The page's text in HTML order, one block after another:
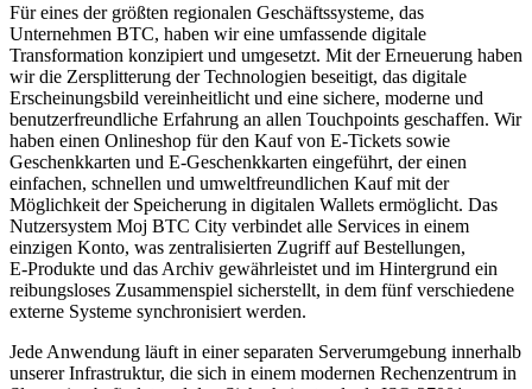
Für eines der größten regionalen Geschäftssysteme, das
Unternehmen BTC, haben wir eine umfassende digitale
Transformation konzipiert und umgesetzt. Mit der Erneuerung haben
wir die Zersplitterung der Technologien beseitigt, das digitale
Erscheinungsbild vereinheitlicht und eine sichere, moderne und
benutzerfreundliche Erfahrung an allen Touchpoints geschaffen. Wir
haben einen Onlineshop für den Kauf von E‑Tickets sowie
Geschenkkarten und E‑Geschenkkarten eingeführt, der einen
einfachen, schnellen und umweltfreundlichen Kauf mit der
Möglichkeit der Speicherung in digitalen Wallets ermöglicht. Das
Nutzersystem Moj BTC City verbindet alle Services in einem
einzigen Konto, was zentralisierten Zugriff auf Bestellungen,
E‑Produkte und das Archiv gewährleistet und im Hintergrund ein
reibungsloses Zusammenspiel sicherstellt, in dem fünf verschiedene
externe Systeme synchronisiert werden.
Jede Anwendung läuft in einer separaten Serverumgebung innerhalb
unserer Infrastruktur, die sich in einem modernen Rechenzentrum in